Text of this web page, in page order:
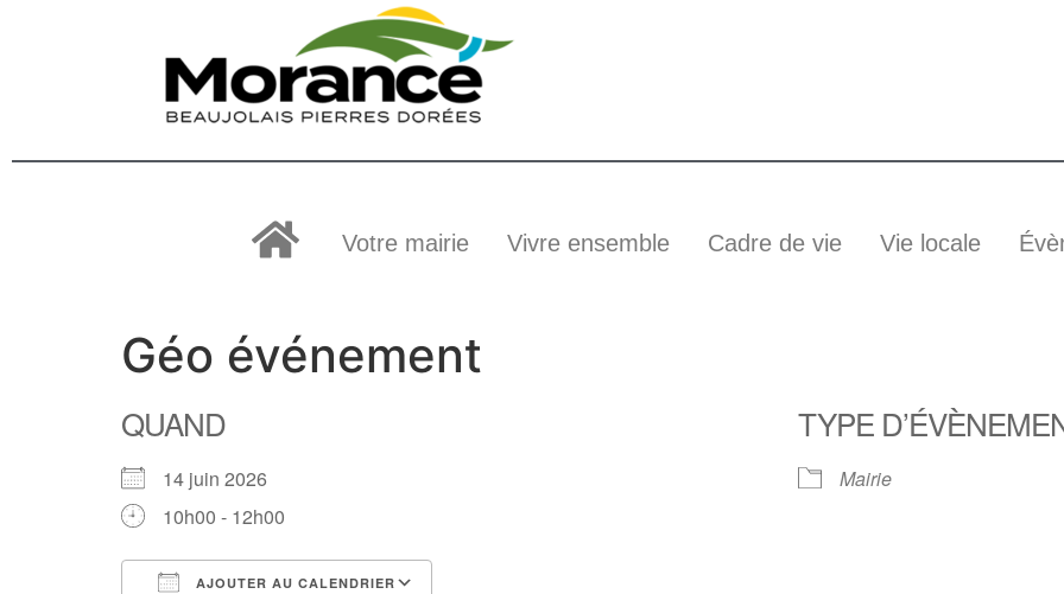
Votre mairie Vivre ensemble Cadre de vie Vie locale
Géo événement
QUAND
14 juin 2026
10h00 - 12h00
AJOUTER AU CALENDRIER
TYPE
Mairie